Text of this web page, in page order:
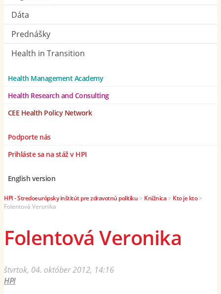
Dáta
Prednášky
Health in Transition
Health Management Academy
Health Research and Consulting
CEE Health Policy Network
Podporte nás
Prihláste sa na stáž v HPI
English version
HPI - Stredoeurópsky inštitút pre zdravotnú politiku> Knižnica> Kto je kto>
Folentová Veronika
Folentová Veronika
štvrtok, 04. október 2012, 14:16
HPI